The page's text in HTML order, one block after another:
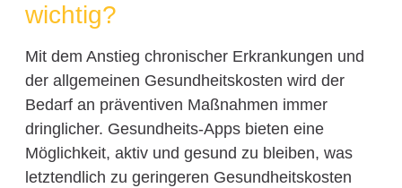
wichtig?
Mit dem Anstieg chronischer Erkrankungen und
der allgemeinen Gesundheitskosten wird der
Bedarf an präventiven Maßnahmen immer
dringlicher. Gesundheits-Apps bieten eine
Möglichkeit, aktiv und gesund zu bleiben, was
letztendlich zu geringeren Gesundheitskosten